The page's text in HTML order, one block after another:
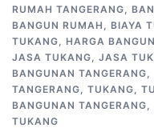
RUMAH TANGERANG,
BANGUN RUMAH , BIAYA
TUKANG, HARGA
JASA TUKANG, JASA
BANGUNAN TANGERANG,
TANGERANG, TUKANG,
BANGUNAN TANGERANG,
TUKANG